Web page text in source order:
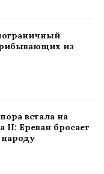
из
встала на
II: Ереван бросает